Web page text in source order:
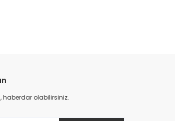
haberdar olabilirsiniz.